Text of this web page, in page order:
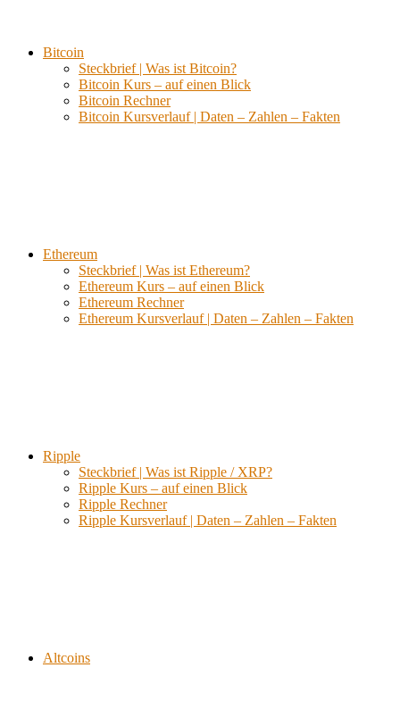
Bitcoin
Steckbrief | Was ist Bitcoin?
Bitcoin Kurs – auf einen Blick
Bitcoin Rechner
Bitcoin Kursverlauf | Daten – Zahlen – Fakten
Ethereum
Steckbrief | Was ist Ethereum?
Ethereum Kurs – auf einen Blick
Ethereum Rechner
Ethereum Kursverlauf | Daten – Zahlen – Fakten
Ripple
Steckbrief | Was ist Ripple / XRP?
Ripple Kurs – auf einen Blick
Ripple Rechner
Ripple Kursverlauf | Daten – Zahlen – Fakten
Altcoins